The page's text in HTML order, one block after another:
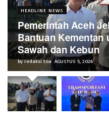
HEADLINE NEWS
Pemerintah Aceh
Bantuan Kementan
Sawah dan Kebun
byredaksi toa AGUSTUS 5, 2026